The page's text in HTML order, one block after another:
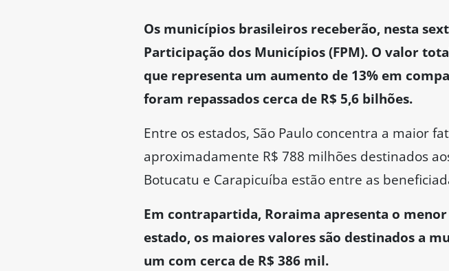
Os municípios brasileiros receberão, nesta
Participação dos Municípios (FPM). O valor
que representa um aumento de 13% em
foram repassados cerca de R$ 5,6 bilhões.
Entre os estados, São Paulo concentra a maior
aproximadamente R$ 788 milhões destinados
Botucatu e Carapicuíba estão entre as
Em contrapartida, Roraima apresenta o
estado, os maiores valores são destinados a
um com cerca de R$ 386 mil.